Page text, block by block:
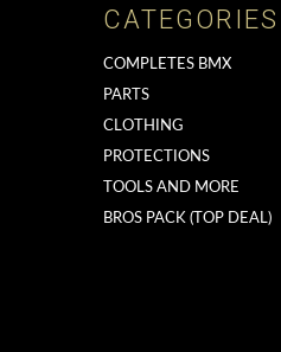
CATEGORIES
COMPLETES BMX
PARTS
CLOTHING
PROTECTIONS
TOOLS AND MORE
BROS PACK (TOP DEAL)